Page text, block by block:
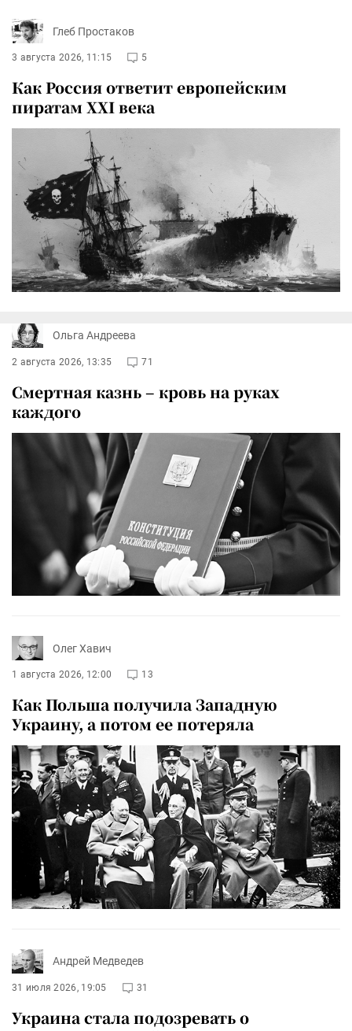
Глеб Простаков
3 августа 2026, 11:15 5
Как Россия ответит европейским
пиратам XXI века
Ольга Андреева
2 августа 2026, 13:35 71
Смертная казнь – кровь на руках
каждого
Олег Хавич
1 августа 2026, 12:00 13
Как Польша получила Западную
Украину, а потом ее потеряла
Андрей Медведев
31 июля 2026, 19:05 31
Украина стала подозревать о